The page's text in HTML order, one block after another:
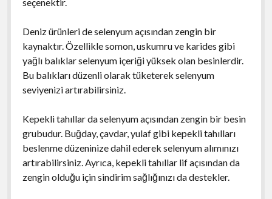
Deniz ürünleri de selenyum açısından zengin bir
kaynaktır. Özellikle somon, uskumru ve karides gibi
yağlı balıklar selenyum içeriği yüksek olan besinlerdir.
Bu balıkları düzenli olarak tüketerek selenyum
seviyenizi artırabilirsiniz.
Kepekli tahıllar da selenyum açısından zengin bir besin
grubudur. Buğday, çavdar, yulaf gibi kepekli tahılları
beslenme düzeninize dahil ederek selenyum alımınızı
artırabilirsiniz. Ayrıca, kepekli tahıllar lif açısından da
zengin olduğu için sindirim sağlığınızı da destekler.